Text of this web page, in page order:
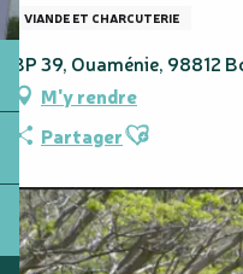
VIANDE ET CHARCUTERIE
BP 39, Ouaménie, 98812
M'y rendre
PartagerAjouter aux